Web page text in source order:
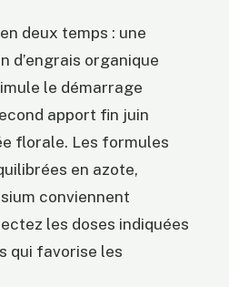
deux temps : une
d’engrais organique
le démarrage
apport fin juin
florale. Les formules
en azote,
conviennent
les doses indiquées
qui favorise les